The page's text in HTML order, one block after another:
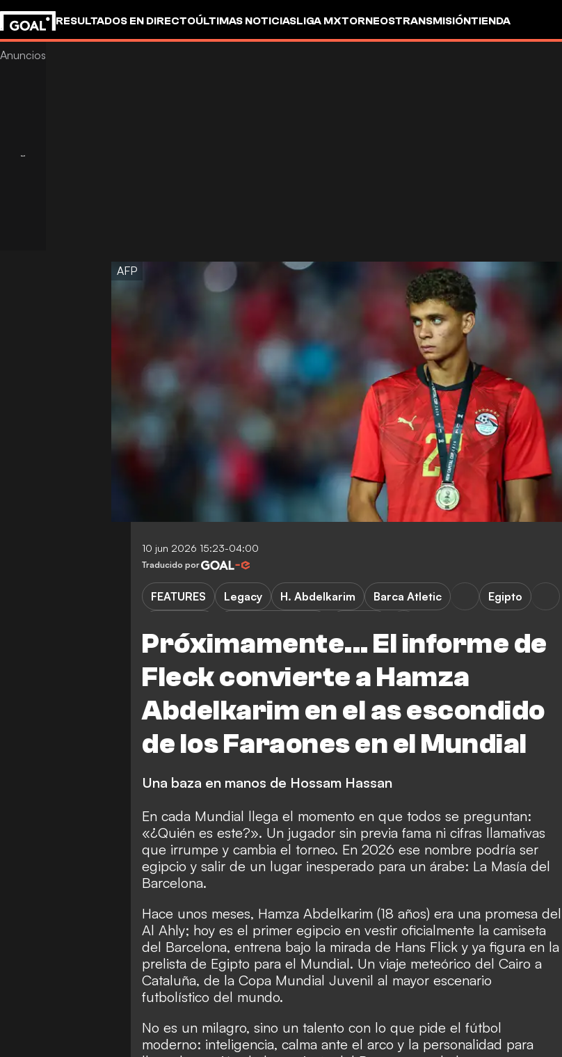
RESULTADOS EN DIRECTOÚLTIMAS NOTICIASLIGA MXTORNEOSTRANSMISIÓNTIENDA
AFP
10 jun 2026 15:23-04:00
Traducido por
Próximamente... El informe de
Fleck convierte a Hamza
Abdelkarim en el as escondido
de los Faraones en el Mundial
FEATURES Legacy H. Abdelkarim Barca Atletic
Egipto
Nueva Zelanda vs Egipto
Nueva Zelanda
Egipto vs Irán
Irán
Barcelona Egipto Bélgica
EE. UU.
Nueva Zelanda
Canadá Irán España
Una baza en manos de Hossam Hassan
En cada Mundial llega el momento en que todos se preguntan:
«¿Quién es este?». Un jugador sin previa fama ni cifras llamativas
que irrumpe y cambia el torneo. En 2026 ese nombre podría ser
egipcio y salir de un lugar inesperado para un árabe: La Masía del
Barcelona.
Hace unos meses, Hamza Abdelkarim (18 años) era una promesa del
Al Ahly; hoy es el primer egipcio en vestir oficialmente la camiseta
del Barcelona, entrena bajo la mirada de Hans Flick y ya figura en la
prelista de Egipto para el Mundial. Un viaje meteórico del Cairo a
Cataluña, de la Copa Mundial Juvenil al mayor escenario
futbolístico del mundo.
No es un milagro, sino un talento con lo que pide el fútbol
moderno: inteligencia, calma ante el arco y la personalidad para